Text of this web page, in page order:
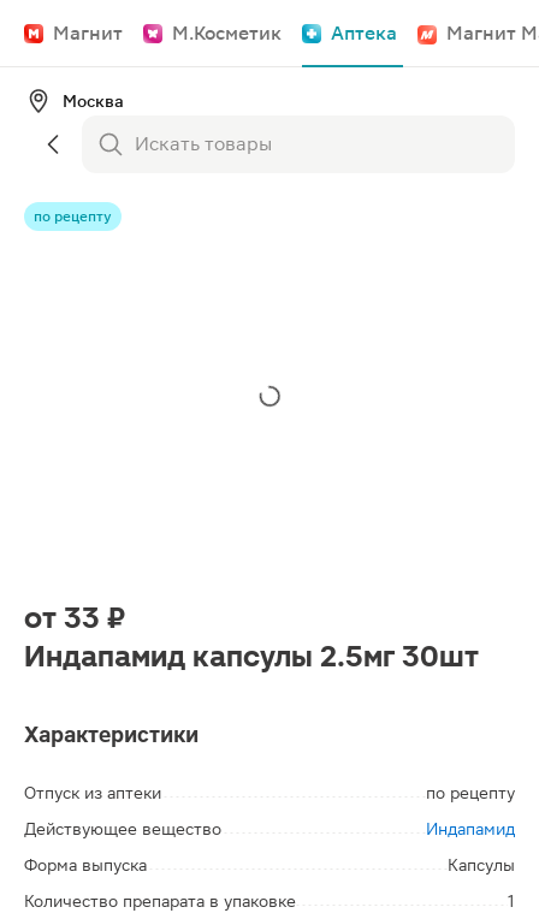
Магнит М.Косметик Аптека Магнит
Москва
по рецепту
от 33 ₽
Индапамид капсулы 2.5мг 30шт
Характеристики
Отпуск из аптеки
по рецепту
Действующее вещество
Индапамид
Форма выпуска
Капсулы
Количество препарата в упаковке
1